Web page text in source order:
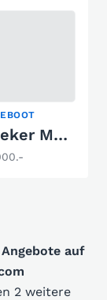
Sunseeker Mohawk 29
auf
2 weitere